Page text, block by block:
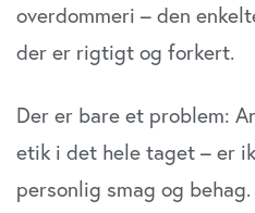
overdommeri – den
der er rigtigt og forkert.
Der er bare et problem:
etik i det hele taget – er
personlig smag og